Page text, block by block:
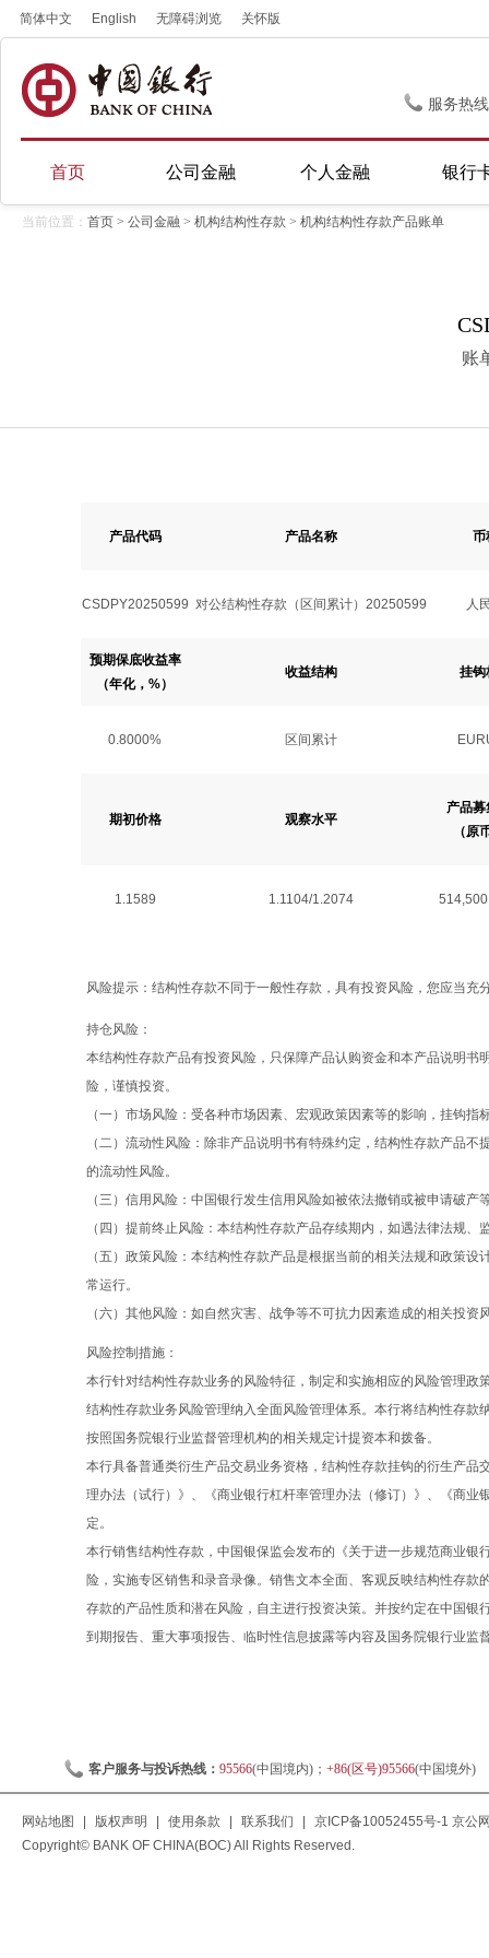
简体中文 English 无障碍浏览 关怀版
服务热
首页 公司金融 个人金融 银行
当前位置： 首页 > 公司金融 > 机构结构性存款 > 机构结构性存款产品账单
账
产品代码 产品名称 币
CSDPY20250599 对公结构性存款（区间累计）20250599 人
预期保底收益率
（年化，%）
收益结构 挂钩
0.8000% 区间累计
期初价格 观察水平
产品募
（原
1.1589 1.1104/1.2074
风险提示：结构性存款不同于一般性存款，具有投资风险，您应当充
持仓风险：
本结构性存款产品有投资风险，只保障产品认购资金和本产品说明
险，谨慎投资。
（一）市场风险：受各种市场因素、宏观政策因素等的影响，挂钩
（二）流动性风险：除非产品说明书有特殊约定，结构性存款产品
的流动性风险。
（三）信用风险：中国银行发生信用风险如被依法撤销或被申请破
（四）提前终止风险：本结构性存款产品存续期内，如遇法律法规
（五）政策风险：本结构性存款产品是根据当前的相关法规和政策
常运行。
（六）其他风险：如自然灾害、战争等不可抗力因素造成的相关投资
风险控制措施：
本行针对结构性存款业务的风险特征，制定和实施相应的风险管理
结构性存款业务风险管理纳入全面风险管理体系。本行将结构性存
按照国务院银行业监督管理机构的相关规定计提资本和拨备。
本行具备普通类衍生产品交易业务资格，结构性存款挂钩的衍生产
理办法（试行）》、《商业银行杠杆率管理办法（修订）》、《商
定。
本行销售结构性存款，中国银保监会发布的《关于进一步规范商业
险，实施专区销售和录音录像。销售文本全面、客观反映结构性存
存款的产品性质和潜在风险，自主进行投资决策。并按约定在中国
到期报告、重大事项报告、临时性信息披露等内容及国务院银行业监
客户服务与投诉热线： 95566(中国境内)； +86(区号)95566(中国境外)
网站地图 版权声明 使用条款 联系我们 京ICP备10052455号-1 京公
Copyright© BANK OF CHINA(BOC) All Rights Reserved.